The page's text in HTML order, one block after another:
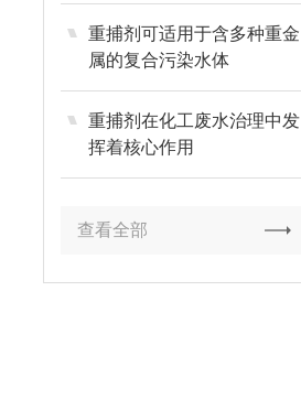
重捕剂可适用于含多种重金
属的复合污染水体
重捕剂在化工废水治理中发
挥着核心作用
查看全部